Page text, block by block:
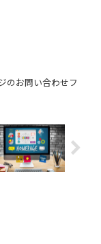
のお問い合わせフ